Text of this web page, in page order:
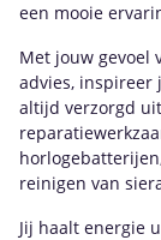
een mooie
Met jouw gevoel
advies, inspireer
altijd verzorgd
reinigen van
Jij haalt energie